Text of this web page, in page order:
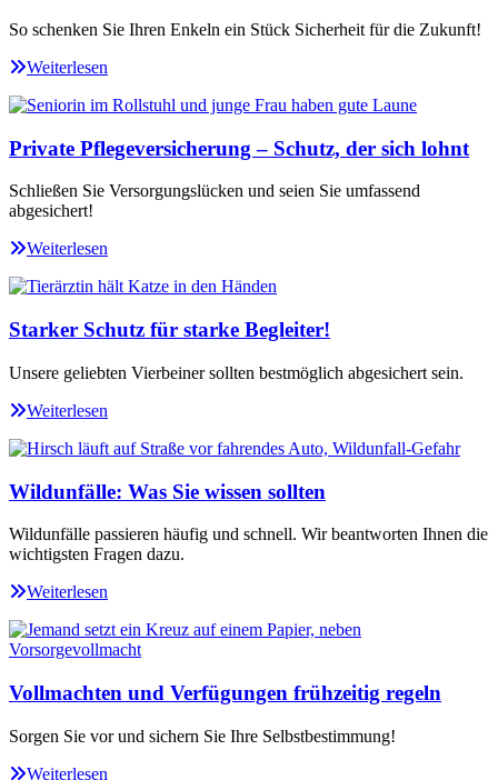
So schenken Sie Ihren Enkeln ein Stück Sicherheit für die Zukunft!
Weiterlesen
Private Pflegeversicherung – Schutz, der sich lohnt
Schließen Sie Versorgungslücken und seien Sie umfassend
abgesichert!
Weiterlesen
Starker Schutz für starke Begleiter!
Unsere geliebten Vierbeiner sollten bestmöglich abgesichert sein.
Weiterlesen
Wildunfälle: Was Sie wissen sollten
Wildunfälle passieren häufig und schnell. Wir beantworten Ihnen die
wichtigsten Fragen dazu.
Weiterlesen
Vollmachten und Verfügungen frühzeitig regeln
Sorgen Sie vor und sichern Sie Ihre Selbstbestimmung!
Weiterlesen